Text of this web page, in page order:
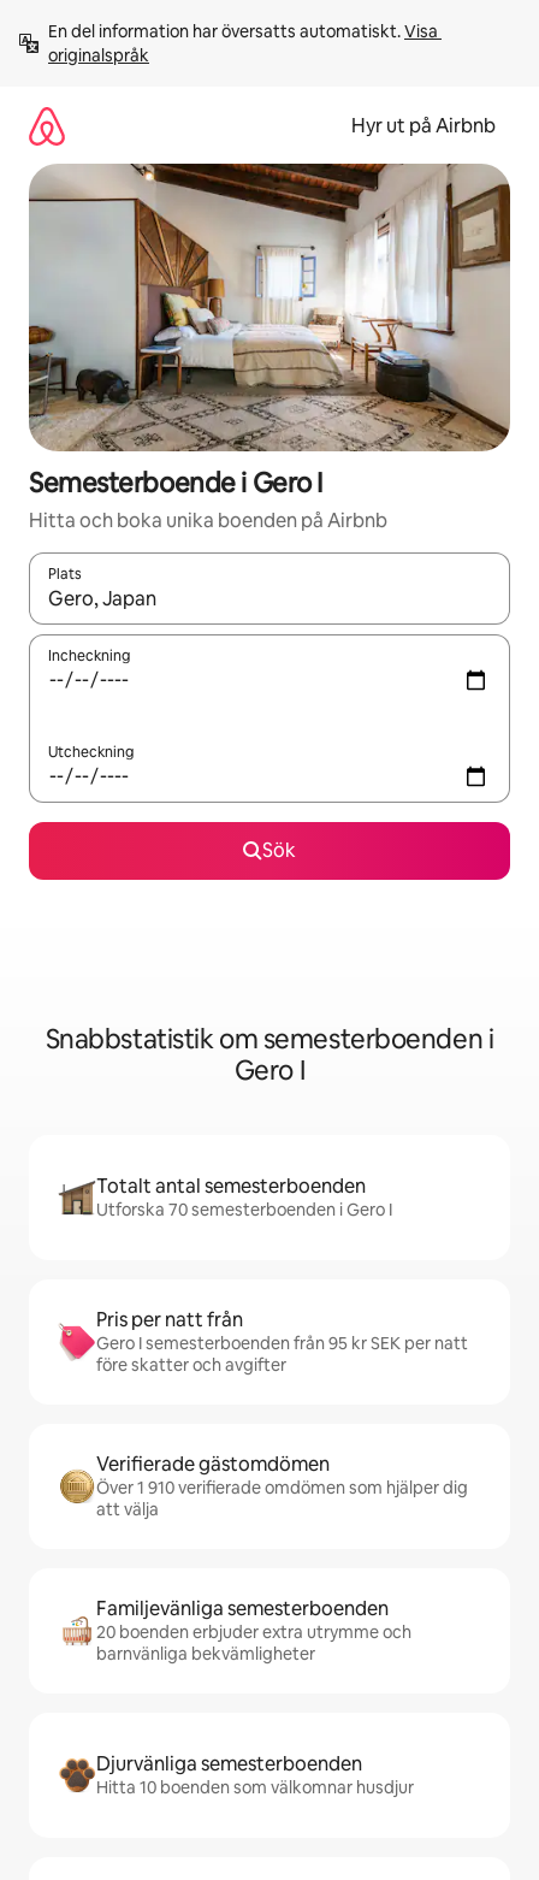
innehåll
En del information har översatts automatiskt. Visa
originalspråk
Hyr ut på Airbnb
Semesterboende i Gero I
Hitta och boka unika boenden på Airbnb
Plats
När resultaten är tillgängliga kan du navigera med upp- och
Incheckning
Utcheckning
Sök
Snabbstatistik om semesterboenden i
Gero I
Totalt antal semesterboenden
Utforska 70 semesterboenden i Gero I
Pris per natt från
Gero I semesterboenden från 95 kr SEK per natt
före skatter och avgifter
Verifierade gästomdömen
Över 1 910 verifierade omdömen som hjälper dig
att välja
Familjevänliga semesterboenden
20 boenden erbjuder extra utrymme och
barnvänliga bekvämligheter
Djurvänliga semesterboenden
Hitta 10 boenden som välkomnar husdjur